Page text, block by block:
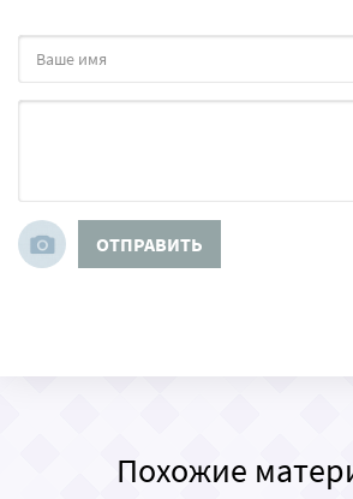
ОТПРАВИТЬ
Похожие